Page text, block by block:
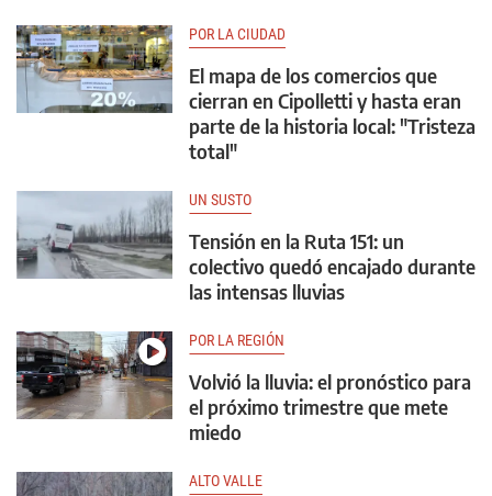
POR LA CIUDAD
El mapa de los comercios que
cierran en Cipolletti y hasta eran
parte de la historia local: "Tristeza
total"
UN SUSTO
Tensión en la Ruta 151: un
colectivo quedó encajado durante
las intensas lluvias
POR LA REGIÓN
Volvió la lluvia: el pronóstico para
el próximo trimestre que mete
miedo
ALTO VALLE